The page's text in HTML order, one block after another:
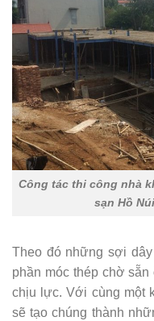
Công tác thi công nhà
sạn Hồ
Theo đó những sợi
phần móc thép chờ
chịu lực. Với cùng một
sẽ tạo chúng thành